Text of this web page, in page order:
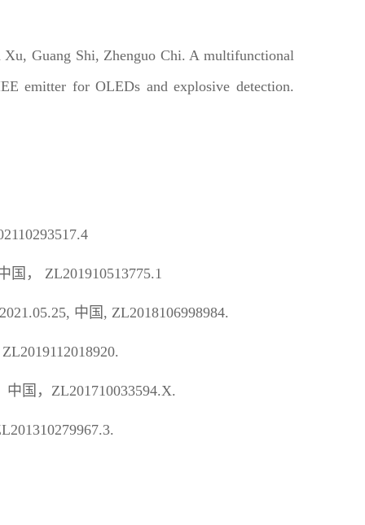
Guang Shi, Zhenguo Chi. A multifunctional
emitter for OLEDs and explosive detection.
国， ZL201910513775.1
2021.05.25, 中国 , ZL2018106998984.
中国， ZL201710033594.X.